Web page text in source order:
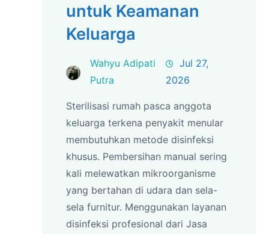
untuk Keamanan
Keluarga
Wahyu Adipati
Putra
Jul 27,
2026
Sterilisasi rumah pasca anggota
keluarga terkena penyakit menular
membutuhkan metode disinfeksi
khusus. Pembersihan manual sering
kali melewatkan mikroorganisme
yang bertahan di udara dan sela-
sela furnitur. Menggunakan layanan
disinfeksi profesional dari Jasa